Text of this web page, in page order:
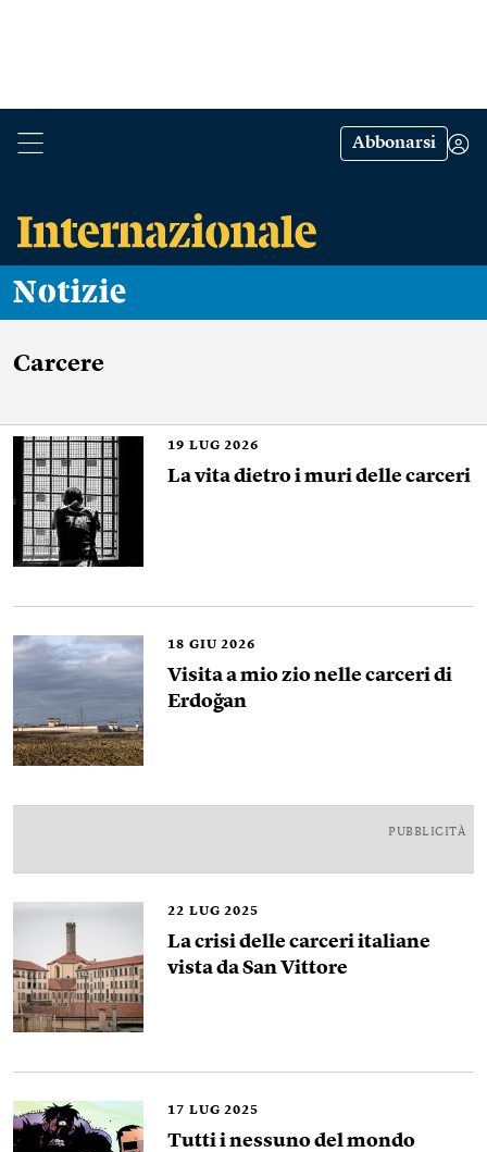
Abbonarsi
Notizie
Carcere
19 LUG 2026
La vita dietro i muri delle carceri
18 GIU 2026
Visita a mio zio nelle carceri di
Erdoğan
PUBBLICITÀ
22 LUG 2025
La crisi delle carceri italiane
vista da San Vittore
17 LUG 2025
Tutti i nessuno del mondo